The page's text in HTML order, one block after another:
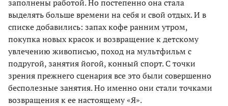
заполнены работой. Но постепенно она стала
выделять больше времени на себя и свой отдых. И в
списке добавились: запах кофе ранним утром,
покупка новых красок и возвращение к детскому
увлечению живописью, поход на мультфильм с
подругой, занятия йогой, конный спорт. С точки
зрения прежнего сценария все это были совершенно
бесполезные занятия. Но именно они стали точками
возвращения к ее настоящему «Я».